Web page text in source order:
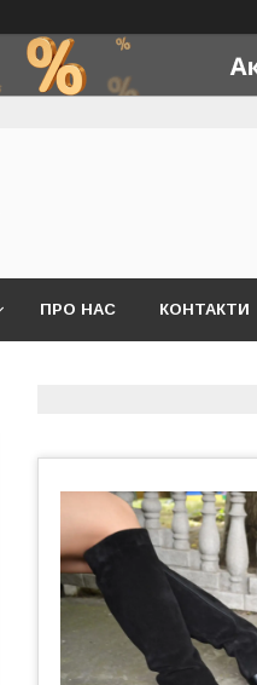
ПРО НАС КОНТАКТИ